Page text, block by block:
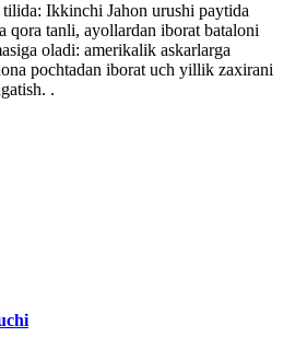
Ikkinchi Jahon urushi paytida
qora tanli, ayollardan iborat bataloni
oladi: amerikalik askarlarga
pochtadan iborat uch yillik zaxirani
.